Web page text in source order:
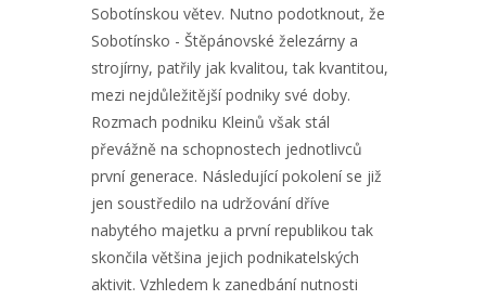
Sobotínskou větev. Nutno podotknout, že
Sobotínsko - Štěpánovské železárny a
strojírny, patřily jak kvalitou, tak kvantitou,
mezi nejdůležitější podniky své doby.
Rozmach podniku Kleinů však stál
převážně na schopnostech jednotlivců
první generace. Následující pokolení se již
jen soustředilo na udržování dříve
nabytého majetku a první republikou tak
skončila většina jejich podnikatelských
aktivit. Vzhledem k zanedbání nutnosti